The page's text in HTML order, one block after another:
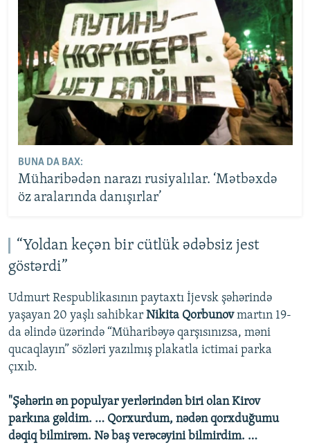
BUNA DA BAX:
Müharibədən narazı rusiyalılar. ‘Mətbəxdə
öz aralarında danışırlar’
“Yoldan keçən bir cütlük ədəbsiz jest
göstərdi”
Udmurt Respublikasının paytaxtı İjevsk şəhərində
yaşayan 20 yaşlı sahibkar Nikita Qorbunovmartın 19-
da əlində üzərində “Müharibəyə qarşısınızsa, məni
qucaqlayın” sözləri yazılmış plakatla ictimai parka
çıxıb.
"Şəhərin ən populyar yerlərindən biri olan Kirov
parkına gəldim. … Qorxurdum, nədən qorxduğumu
dəqiq bilmirəm. Nə baş verəcəyini bilmirdim. …